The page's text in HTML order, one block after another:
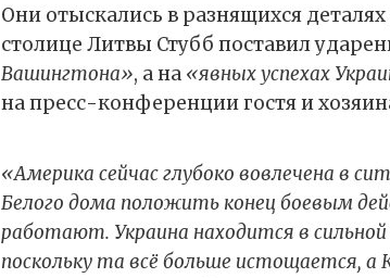
Они отыскались в разнящихся
столице Литвы Стубб поставил
Вашингтона», а на «явных успехах
на пресс-конференции гостя и
«Америка сейчас глубоко вовлечена в
Белого дома положить конец боевым
работают. Украина находится в сильной
поскольку та всё больше истощается, а